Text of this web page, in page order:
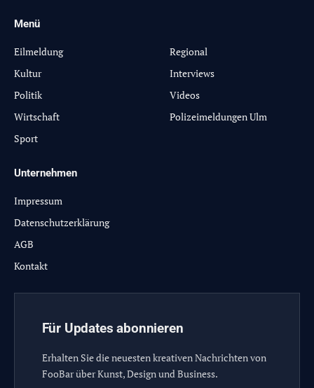
Menü
Eilmeldung
Kultur
Politik
Wirtschaft
Sport
Regional
Interviews
Videos
Polizeimeldungen Ulm
Unternehmen
Impressum
Datenschutzerklärung
AGB
Kontakt
Für Updates abonnieren
Erhalten Sie die neuesten kreativen Nachrichten von
FooBar über Kunst, Design und Business.